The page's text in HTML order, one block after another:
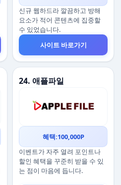
신규 웹하드라 깔끔하고 방해
요소가 적어 콘텐츠에 집중할
수 있었습니다.
사이트 바로가기
24. 애플파일
혜택:100,000P
이벤트가 자주 열려 포인트나
할인 혜택을 꾸준히 받을 수 있
는 점이 마음에 듭니다.